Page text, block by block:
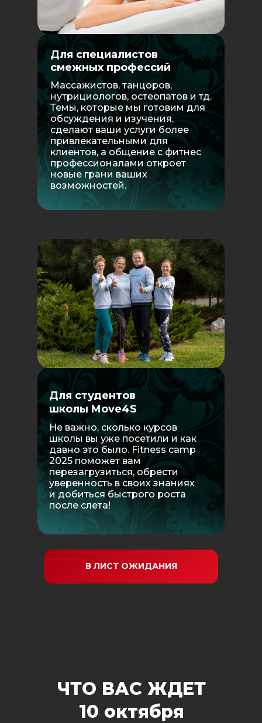
Не важно, сколько курсов
школы вы уже посетили и как
давно это было. Fitness camp
2025 поможет вам
перезагрузиться, обрести
уверенность в своих знаниях
и добиться быстрого роста
после слета!
Для студентов
школы Move4S
Массажистов, танцоров,
нутрициологов, остеопатов и тд.
Темы, которые мы готовим для
обсуждения и изучения,
сделают ваши услуги более
привлекательными для
клиентов, а общение с фитнес
профессионалами откроет
новые грани ваших
возможностей.
Для специалистов
смежных профессий
В ЛИСТ ОЖИДАНИЯ
ЧТО ВАС ЖДЕТ
10 октября